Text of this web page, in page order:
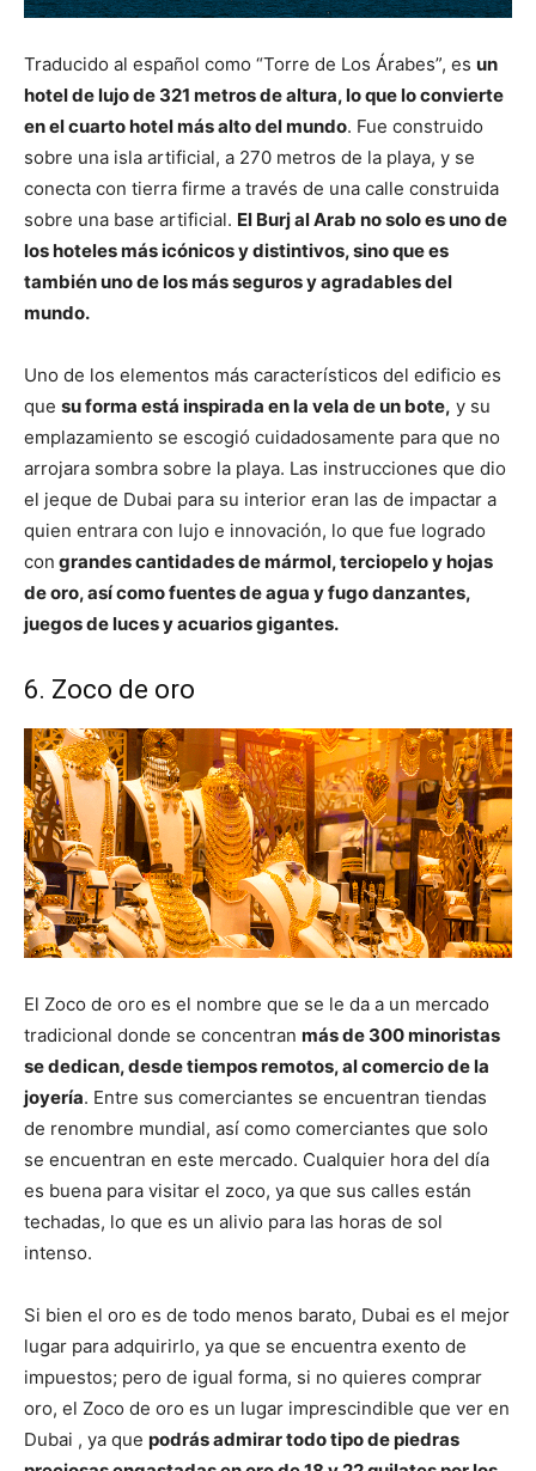
Traducido al español como “Torre de Los Árabes”, es un
hotel de lujo de 321 metros de altura, lo que lo convierte
en el cuarto hotel más alto del mundo. Fue construido
sobre una isla artificial, a 270 metros de la playa, y se
conecta con tierra firme a través de una calle construida
sobre una base artificial. El Burj al Arab no solo es uno de
los hoteles más icónicos y distintivos, sino que es
también uno de los más seguros y agradables del
mundo.
Uno de los elementos más característicos del edificio es
que su forma está inspirada en la vela de un bote, y su
emplazamiento se escogió cuidadosamente para que no
arrojara sombra sobre la playa. Las instrucciones que dio
el jeque de Dubai para su interior eran las de impactar a
quien entrara con lujo e innovación, lo que fue logrado
con grandes cantidades de mármol, terciopelo y hojas
de oro, así como fuentes de agua y fugo danzantes,
juegos de luces y acuarios gigantes.
6. Zoco de oro
El Zoco de oro es el nombre que se le da a un mercado
tradicional donde se concentran más de 300 minoristas
se dedican, desde tiempos remotos, al comercio de la
joyería. Entre sus comerciantes se encuentran tiendas
de renombre mundial, así como comerciantes que solo
se encuentran en este mercado. Cualquier hora del día
es buena para visitar el zoco, ya que sus calles están
techadas, lo que es un alivio para las horas de sol
intenso.
Si bien el oro es de todo menos barato, Dubai es el mejor
lugar para adquirirlo, ya que se encuentra exento de
impuestos; pero de igual forma, si no quieres comprar
oro, el Zoco de oro es un lugar imprescindible que ver en
Dubai , ya que podrás admirar todo tipo de piedras